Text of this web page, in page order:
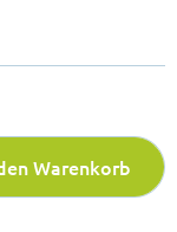
Warenkorb